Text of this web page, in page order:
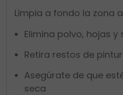
Limpia a fondo la zona
Elimina polvo, hojas y
Retira restos de
Asegúrate de que
seca